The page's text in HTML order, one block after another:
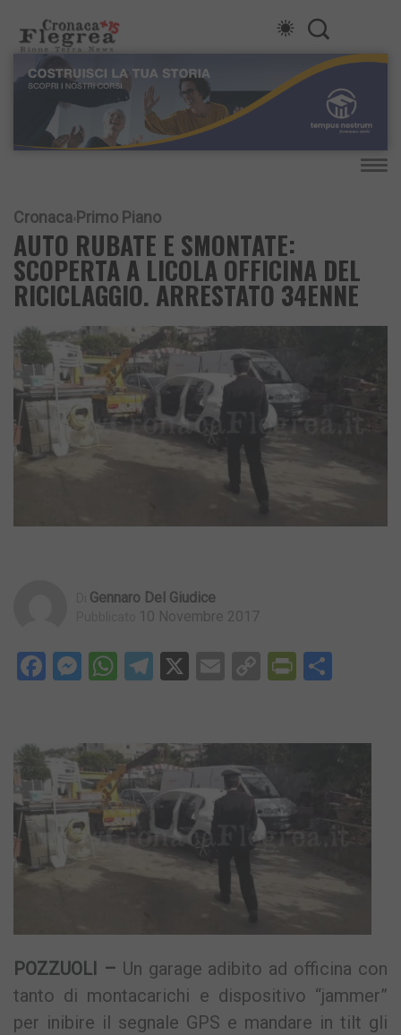
Cronaca Primo Piano
AUTO RUBATE E SMONTATE:
SCOPERTA A LICOLA OFFICINA DEL
RICICLAGGIO. ARRESTATO 34ENNE
Gennaro Del Giudice
10 Novembre 2017
Facebook
Messenger
WhatsApp
Telegram
X EmailCopy
POZZUOLI – Un garage adibito ad officina con
tanto di montacarichi e dispositivo “jammer”
per inibire il segnale GPS e mandare in tilt gli